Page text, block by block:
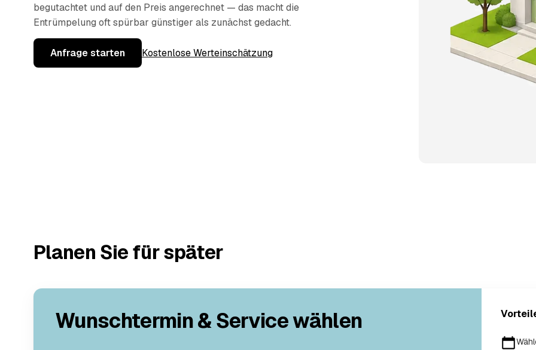
begutachtet und auf den Preis angerechnet — das macht die
Entrümpelung oft spürbar günstiger als zunächst gedacht.
Anfrage starten Kostenlose Werteinschätzung
Planen Sie für später
Wunschtermin & Service wählen